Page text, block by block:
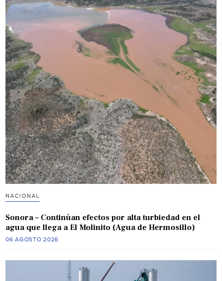
NACIONAL
Sonora – Continúan efectos por alta turbiedad en el
agua que llega a El Molinito (Agua de Hermosillo)
06 AGOSTO 2026